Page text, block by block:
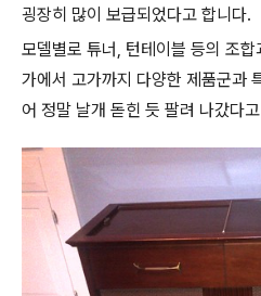
굉장히 많이 보급되었다고 합니다.
모델별로 튜너, 턴테이블 등의 조
가에서 고가까지 다양한 제품군과
어 정말 날개 돋힌 듯 팔려 나갔다